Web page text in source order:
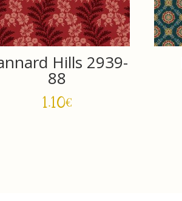
Hills 2939-
88
1.10€